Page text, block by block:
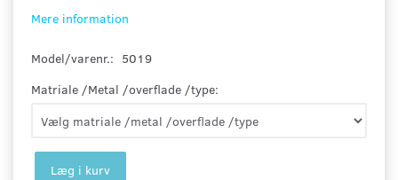
Mere information
Model/varenr.: 5019
Matriale /Metal /overflade /type:
Læg i kurv